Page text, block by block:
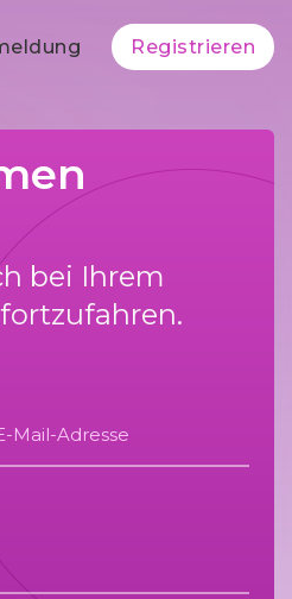
Registrieren
bei Ihrem
Mail-Adresse